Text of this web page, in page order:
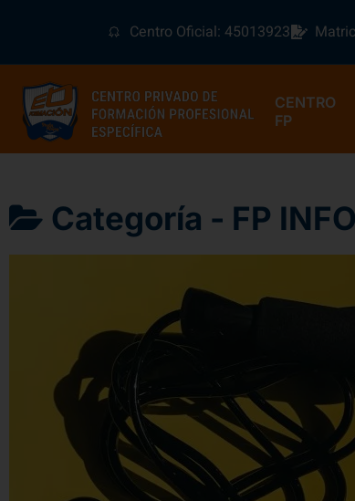
Centro Oficial: 45013923
CENTRO
FP
Categoría - FP